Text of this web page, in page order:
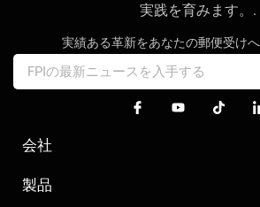
実践を育みます。.
実績ある革新をあなたの郵便受け
会社
製品